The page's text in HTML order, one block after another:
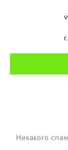
Никакого